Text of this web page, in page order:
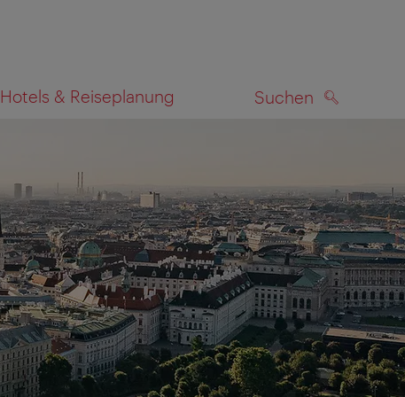
Hotels & Reiseplanung Suchen